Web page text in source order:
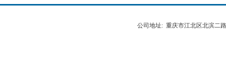
公司地址: 重庆市江北区北滨二